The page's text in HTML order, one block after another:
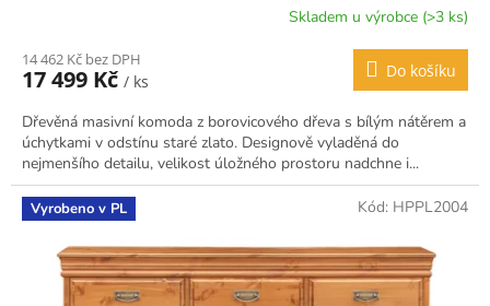
Skladem u výrobce (>3 ks)
14 462 Kč bez DPH
17 499 Kč / ks
Do košíku
Dřevěná masivní komoda z borovicového dřeva s bílým nátěrem a
úchytkami v odstínu staré zlato. Designově vyladěná do
nejmenšího detailu, velikost úložného prostoru nadchne i...
Vyrobeno v PL Kód: HPPL2004